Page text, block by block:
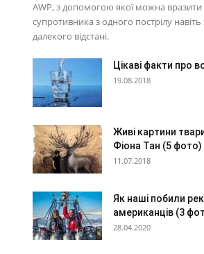
AWP, з допомогою якої можна вразити
супротивника з одного пострілу
далекого відстані.
Цікаві факти про
19.08.2018
Живі картини
Фіона Тан (5 фото)
11.07.2018
Як наші побили
американців (3
28.04.2020